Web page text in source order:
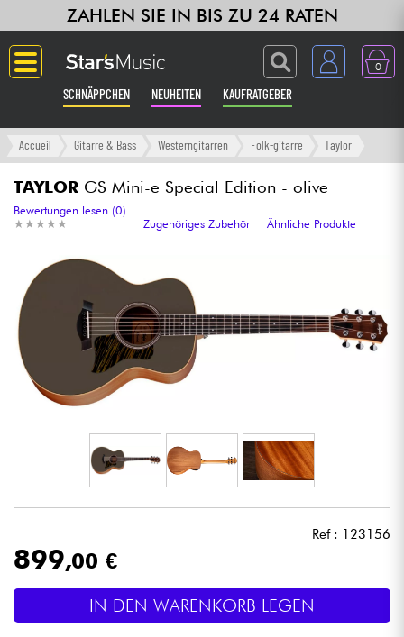
ZAHLEN SIE IN BIS ZU 24 RATEN
0
SCHNÄPPCHEN NEUHEITEN KAUFRATGEBER
Langue
Gitarre & Bass
Verstärker & Effekte
Klaviere & Piano
Synths & samplers
Studio
Mikros
Live-Sound
Licht
Accueil Gitarre & Bass Westerngitarren Folk-gitarre Taylor
TAYLOR GS Mini-e Special Edition - olive
★ ★ ★ ★ ★
★ ★ ★ ★ ★
Bewertungen lesen (0)
Zugehöriges Zubehör
Ähnliche Produkte
Ref : 123156
899,00 €
IN DEN WARENKORB LEGEN